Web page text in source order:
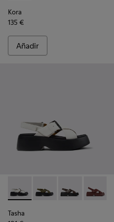
Kora
135 €
Añadir
Tasha - K201860-005 -
Tasha - K201860-006
Tasha -Tasha -
Tasha